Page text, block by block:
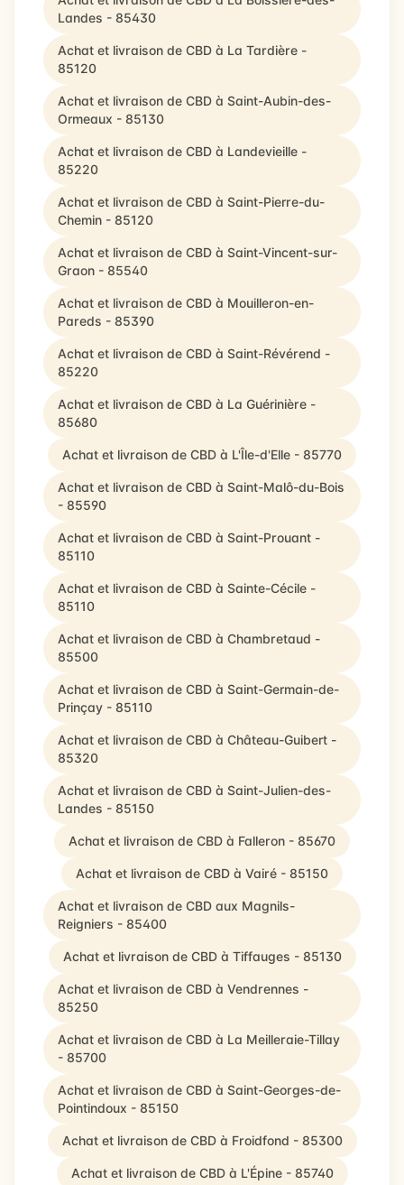
Landes - 85430
Achat et livraison de CBD à La Tardière -
85120
Achat et livraison de CBD à Saint-Aubin-des-
Ormeaux - 85130
Achat et livraison de CBD à Landevieille -
85220
Achat et livraison de CBD à Saint-Pierre-du-
Chemin - 85120
Achat et livraison de CBD à Saint-Vincent-sur-
Graon - 85540
Achat et livraison de CBD à Mouilleron-en-
Pareds - 85390
Achat et livraison de CBD à Saint-Révérend -
85220
Achat et livraison de CBD à La Guérinière -
85680
Achat et livraison de CBD à L'Île-d'Elle - 85770
Achat et livraison de CBD à Saint-Malô-du-Bois
- 85590
Achat et livraison de CBD à Saint-Prouant -
85110
Achat et livraison de CBD à Sainte-Cécile -
85110
Achat et livraison de CBD à Chambretaud -
85500
Achat et livraison de CBD à Saint-Germain-de-
Prinçay - 85110
Achat et livraison de CBD à Château-Guibert -
85320
Achat et livraison de CBD à Saint-Julien-des-
Landes - 85150
Achat et livraison de CBD à Falleron - 85670
Achat et livraison de CBD à Vairé - 85150
Achat et livraison de CBD aux Magnils-
Reigniers - 85400
Achat et livraison de CBD à Tiffauges - 85130
Achat et livraison de CBD à Vendrennes -
85250
Achat et livraison de CBD à La Meilleraie-Tillay
- 85700
Achat et livraison de CBD à Saint-Georges-de-
Pointindoux - 85150
Achat et livraison de CBD à Froidfond - 85300
Achat et livraison de CBD à L'Épine - 85740